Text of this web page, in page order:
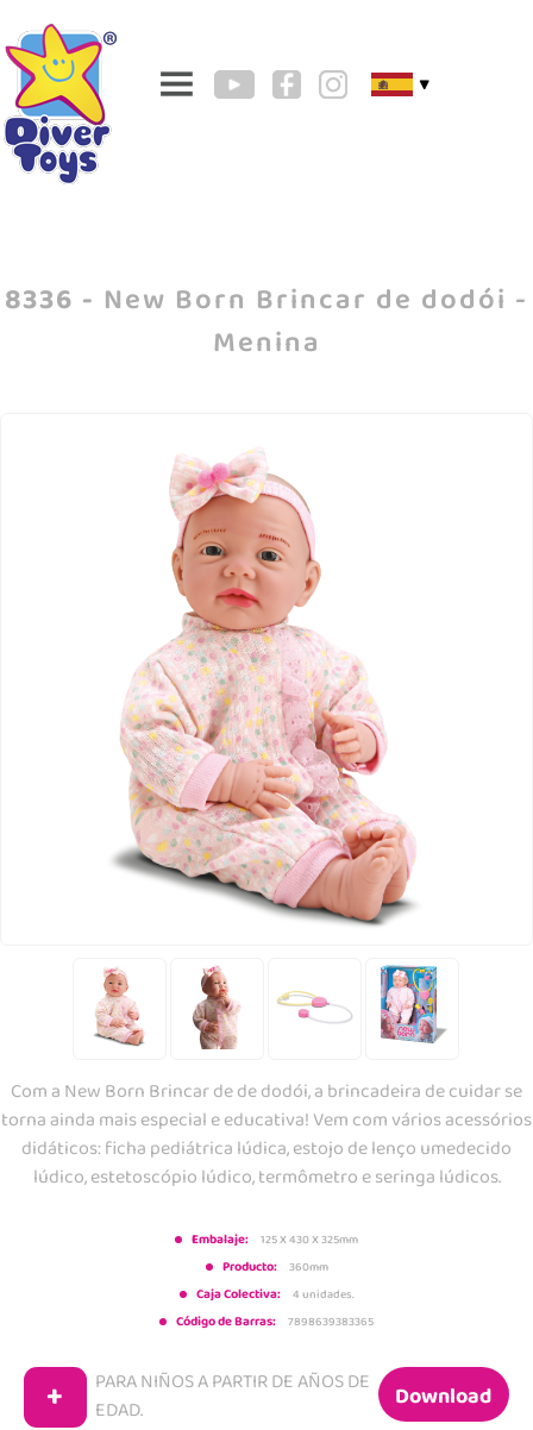
▼
8336 - New Born Brincar de dodói -
Menina
Com a New Born Brincar de de dodói, a brincadeira de cuidar se
torna ainda mais especial e educativa! Vem com vários acessórios
didáticos: ficha pediátrica lúdica, estojo de lenço umedecido
lúdico, estetoscópio lúdico, termômetro e seringa lúdicos.
Embalaje: 125 X 430 X 325mm
Producto: 360mm
Caja Colectiva: 4 unidades.
Código de Barras: 7898639383365
+ PARA NIÑOS A PARTIR DEAÑOS DE
EDAD.
Download